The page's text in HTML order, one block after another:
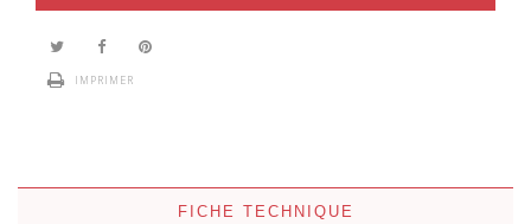
IMPRIMER
FICHE TECHNIQUE